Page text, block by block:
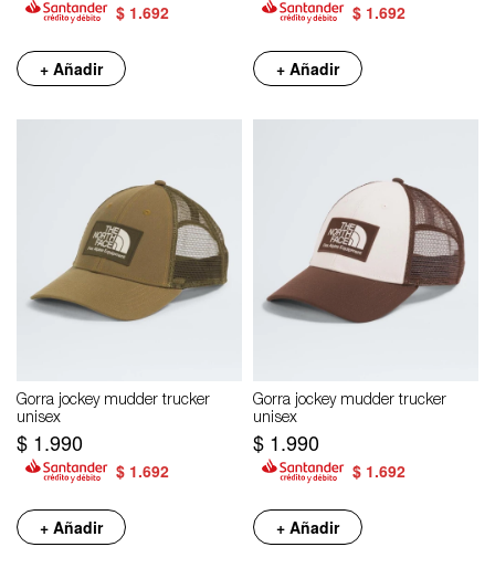
$ 1.692
+ Añadir
$ 1.692
+ Añadir
Gorra jockey mudder trucker
unisex
$ 1.990
$ 1.692
+ Añadir
Gorra jockey mudder trucker
unisex
$ 1.990
$ 1.692
+ Añadir